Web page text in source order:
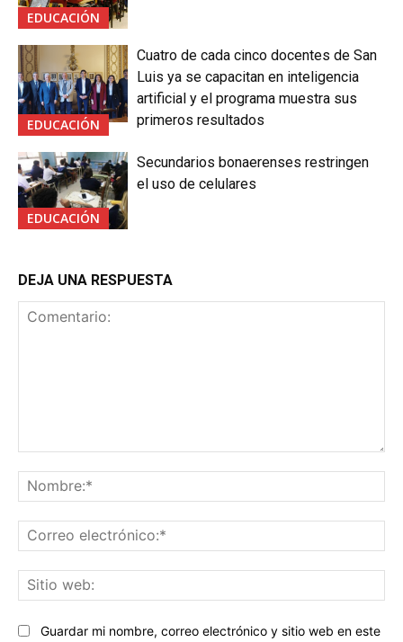
EDUCACIÓN
EDUCACIÓN
Cuatro de cada cinco docentes de San
Luis ya se capacitan en inteligencia
artificial y el programa muestra sus
primeros resultados
EDUCACIÓN
Secundarios bonaerenses restringen
el uso de celulares
DEJA UNA RESPUESTA
Guardar mi nombre, correo electrónico y sitio web en este